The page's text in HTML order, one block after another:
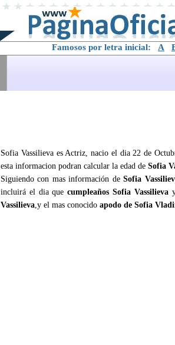
Famosos por letra inicial: A
Sofia Vassilieva es Actriz, nacio el dia 22 de
esta informacion podran calcular la edad de Sofia
Siguiendo con mas información deSofia
incluirá el dia quecumpleaños Sofia Vassilievay
Vassilieva,y el mas conocido apodo de Sofia